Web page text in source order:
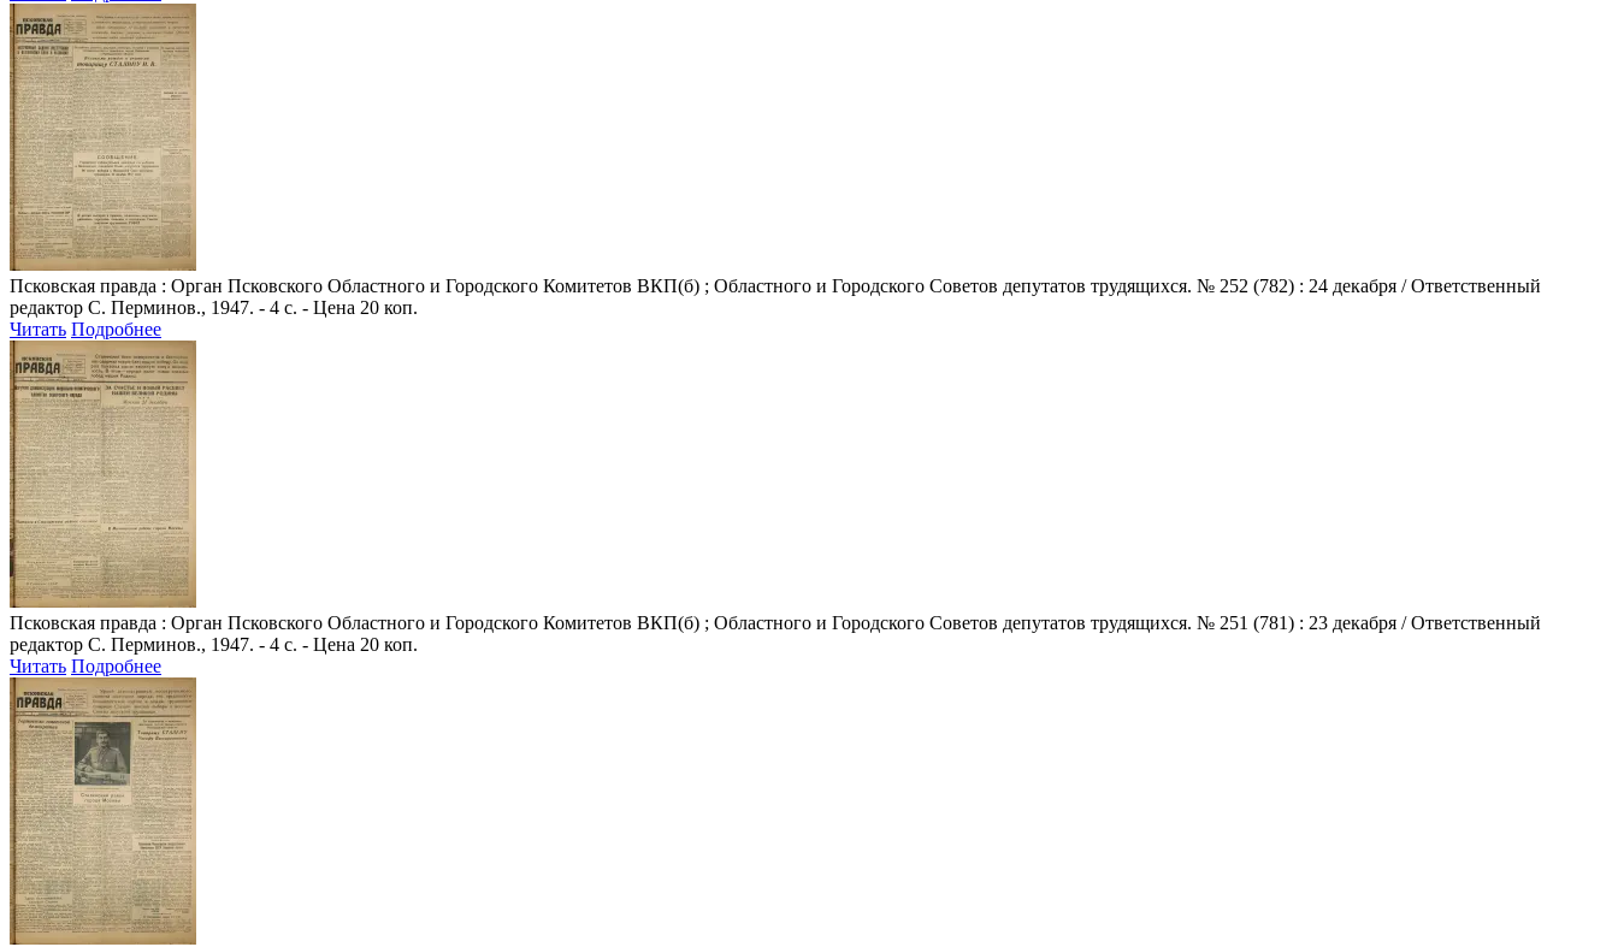
Псковская правда : Орган Псковского Областного и Городского Комитетов ВКП(б) ; Областного и Городского Советов депутатов трудящихся. № 252 (782) : 24 декабря / Ответственный
редактор С. Перминов., 1947. - 4 с. - Цена 20 коп.
Читать Подробнее
Псковская правда : Орган Псковского Областного и Городского Комитетов ВКП(б) ; Областного и Городского Советов депутатов трудящихся. № 251 (781) : 23 декабря / Ответственный
редактор С. Перминов., 1947. - 4 с. - Цена 20 коп.
Читать Подробнее